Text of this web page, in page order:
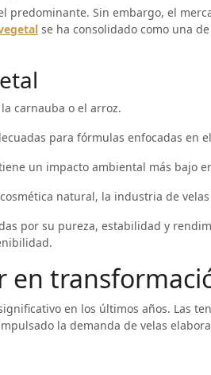
predominante. Sin embargo, el
se ha consolidado como una
carnauba o el arroz.
para fórmulas enfocadas en
un impacto ambiental más bajo
natural, la industria de
por su pureza, estabilidad y
en
en los últimos años. Las
la demanda de velas